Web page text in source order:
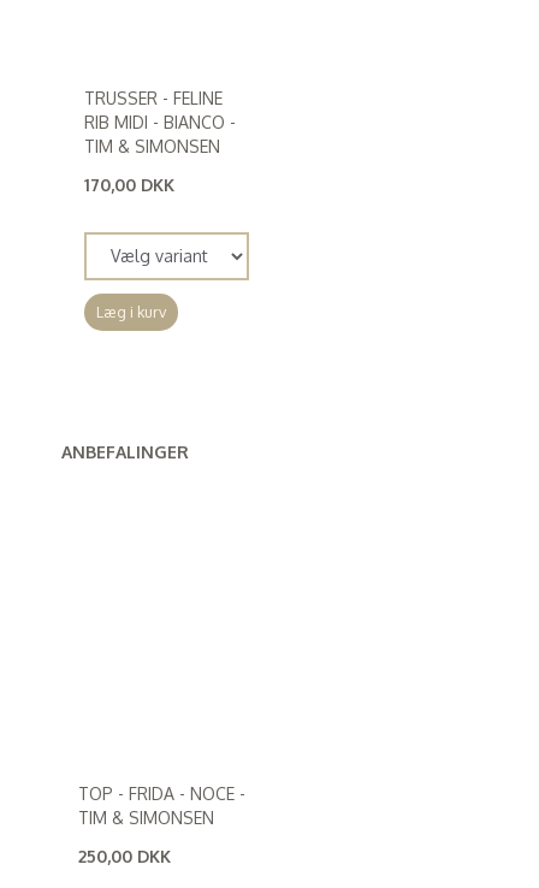
TRUSSER - FELINE
RIB MIDI - BIANCO -
TIM & SIMONSEN
170,00 DKK
Læg i kurv
ANBEFALINGER
TOP - FRIDA - NOCE -
TIM & SIMONSEN
250,00 DKK